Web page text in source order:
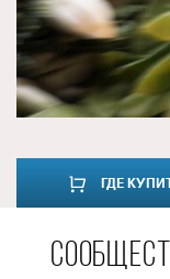
ГДЕ